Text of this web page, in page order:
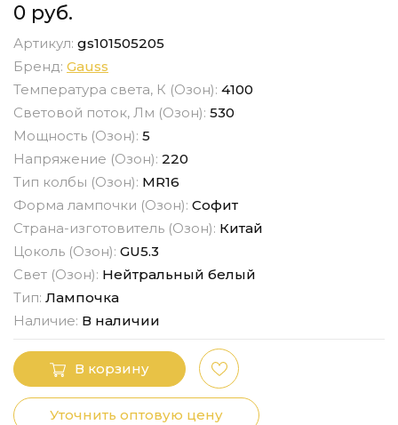
0 руб.
Артикул: gs101505205
Бренд: Gauss
Температура света, К (Озон): 4100
Световой поток, Лм (Озон): 530
Мощность (Озон): 5
Напряжение (Озон): 220
Тип колбы (Озон): MR16
Форма лампочки (Озон): Софит
Страна-изготовитель (Озон): Китай
Цоколь (Озон): GU5.3
Свет (Озон): Нейтральный белый
Тип: Лампочка
Наличие: В наличии
В корзину
Уточнить оптовую цену